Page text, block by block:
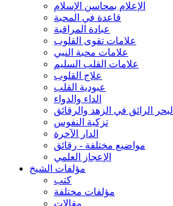
الإعلام بمحاسن الإسلام
قاعدة في المحبة
عبادة المراقبة
علامات تقوى القلوب
علامات محبة النبي
علامات القلب السليم
علاج القلوب
عبودية القلب
الداء والدواء
البحر الرائق في الزهد والرقائق
تزكية النفوس
الدار الآخرة
مواضيع مختلفة - رقائق
الإعجاز العلمي
مؤلفات الشيخ
كتب
مؤلفات مختلفة
مقالات